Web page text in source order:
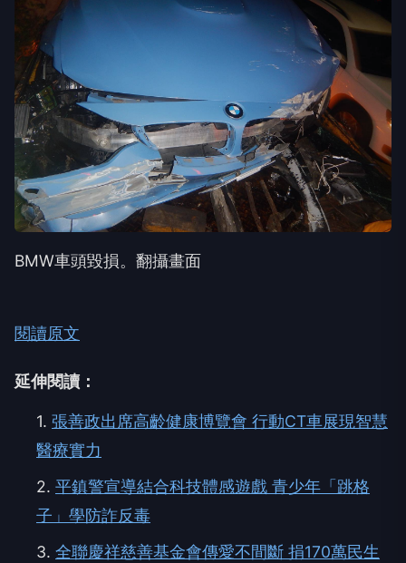
BMW車頭毀損。翻攝畫面
閱讀原文
延伸閱讀：
1. 張善政出席高齡健康博覽會 行動CT車展現智慧
醫療實力
2. 平鎮警宣導結合科技體感遊戲 青少年「跳格
子」學防詐反毒
3. 全聯慶祥慈善基金會傳愛不間斷 捐170萬民生